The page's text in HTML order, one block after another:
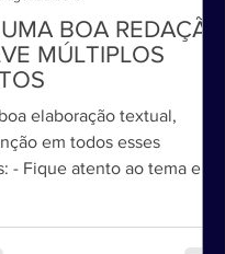
BOA REDAÇÃO
MÚLTIPLOS
elaboração textual,
em todos esses
proposto, que...
ago. de 2018